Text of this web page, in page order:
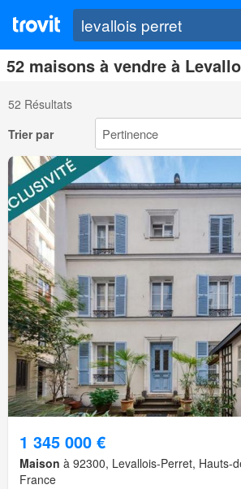
52 maisons à vendre à
52 Résultats
Trier par
1 345 000 €
Maison à 92300, Levallois-Perret, Hauts-
France